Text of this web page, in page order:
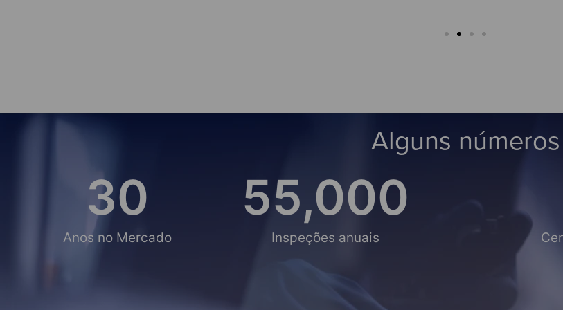
Alguns números
Anos no Mercado
30
Inspeções anuais
55,000